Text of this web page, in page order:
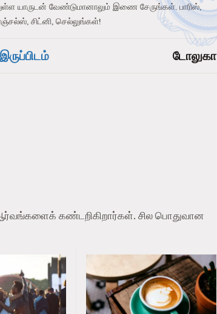
யாருடன் வேண்டுமானாலும் இணை சேருங்கள். பாரிஸ்,
சிட்னி, செல்லுங்கள்!
டோலுகா
ஆர்வங்களைக் கண்டறிகிறார்கள். சில பொதுவான